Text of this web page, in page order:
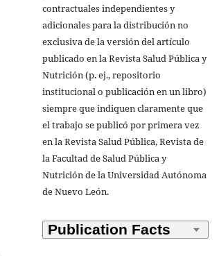
contractuales independientes y
adicionales para la distribución no
exclusiva de la versión del artículo
publicado en la Revista Salud Pública y
Nutrición (p. ej., repositorio
institucional o publicación en un libro)
siempre que indiquen claramente que
el trabajo se publicó por primera vez
en la Revista Salud Pública, Revista de
la Facultad de Salud Pública y
Nutrición de la Universidad Autónoma
de Nuevo León.